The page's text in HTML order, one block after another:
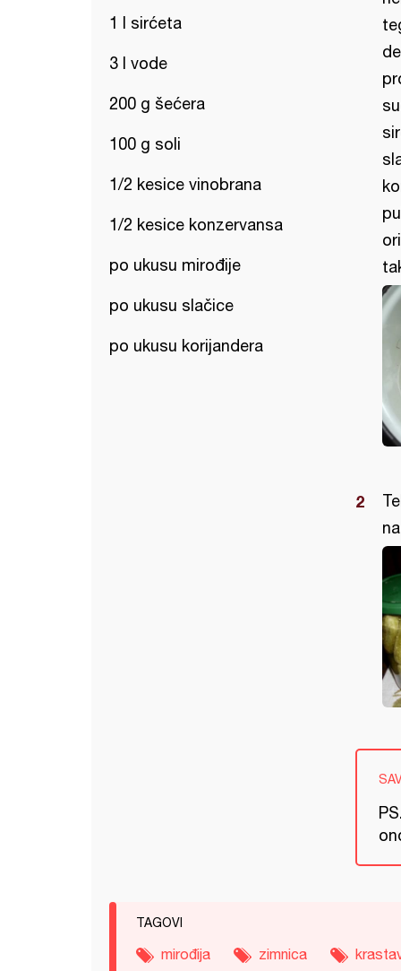
1 l sirćeta
3 l vode
200 g šećera
100 g soli
1/2 kesice vinobrana
1/2 kesice konzervansa
po ukusu mirođije
po ukusu slačice
po ukusu korijandera
TAGOVI
mirođija zimnica